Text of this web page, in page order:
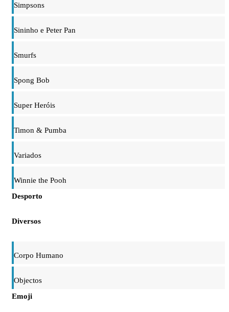
Simpsons
Sininho e Peter Pan
Smurfs
Spong Bob
Super Heróis
Timon & Pumba
Variados
Winnie the Pooh
Desporto
Diversos
Corpo Humano
Objectos
Emoji